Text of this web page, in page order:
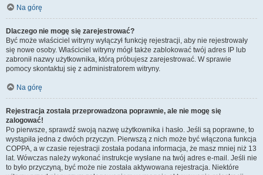
Na górę
Dlaczego nie mogę się zarejestrować?
Być może właściciel witryny wyłączył funkcję rejestracji, aby nie rejestrowały
się nowe osoby. Właściciel witryny mógł także zablokować twój adres IP lub
zabronił nazwy użytkownika, którą próbujesz zarejestrować. W sprawie
pomocy skontaktuj się z administratorem witryny.
Na górę
Rejestracja została przeprowadzona poprawnie, ale nie mogę się
zalogować!
Po pierwsze, sprawdź swoją nazwę użytkownika i hasło. Jeśli są poprawne, to
wystąpiła jedna z dwóch przyczyn. Pierwszą z nich może być włączona funkcja
COPPA, a w czasie rejestracji została podana informacja, że masz mniej niż 13
lat. Wówczas należy wykonać instrukcje wysłane na twój adres e-mail. Jeśli nie
to było przyczyną, być może nie została aktywowana rejestracja. Niektóre